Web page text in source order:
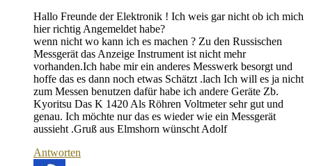
Hallo Freunde der Elektronik ! Ich weis gar nicht ob ich mich
hier richtig Angemeldet habe?
wenn nicht wo kann ich es machen ? Zu den Russischen
Messgerät das Anzeige Instrument ist nicht mehr
vorhanden.Ich habe mir ein anderes Messwerk besorgt und
hoffe das es dann noch etwas Schätzt .lach Ich will es ja nicht
zum Messen benutzen dafür habe ich andere Geräte Zb.
Kyoritsu Das K 1420 Als Röhren Voltmeter sehr gut und
genau. Ich möchte nur das es wieder wie ein Messgerät
aussieht .Gruß aus Elmshorn wünscht Adolf
Antworten